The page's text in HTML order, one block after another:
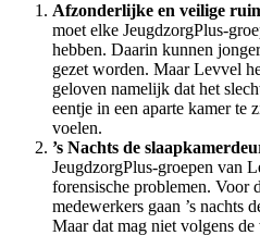
Afzonderlijke en veilige
moet elke JeugdzorgPlus-
hebben. Daarin kunnen
gezet worden. Maar Levvel
geloven namelijk dat het
eentje in een aparte kamer te
voelen.
’s Nachts de
JeugdzorgPlus-groepen van
forensische problemen. Voor
medewerkers gaan ’s nachts
Maar dat mag niet volgens de